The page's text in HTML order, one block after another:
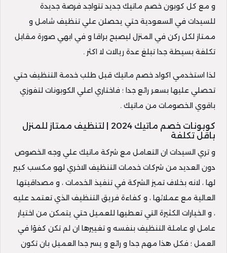
و مع كل كوبون خصم ماتيك جديد تتواجد فرصة جديدة
للسيدات في السعودية حتي يحصلن علي تنظيف شامل و
ممتاز لكل ركن في المنزل ليصبح براقا و في ابهي صورة مقابل
تكلفة بسيطة جدا تبلغ عدة ريالات لا اكثر .
لذا استخدمي اكواد خصم ماتيك قبل طلب خدمة التنظيف حتي
تحصلي عليها بسعر رائع جدا ؛ فاختاري اعلي الكوبونات لتفوزي
باقوي الخصومات من ماتيك .
كوبونات خصم ماتيك 2024 | لتنظيف ممتاز للمنزل
باقل تكلفة
و تري السيدات ان التعامل مع شركة ماتيك علي وجه الخصوص
دون العديد من شركات خدمات التنظيف الاخري لهو مكسب كبير
لها ، لانه بخلاف تميز الشركة في تنفيذ الخدمات ، و مصداقيتها
العالية مع عملائها ، و كفاءة فريق التنظيف الذي تعتمد عليه
، و الخيارات الكثيرة التي تعطيها للعميل حتي يتمكن من اختيار
عامل او عاملة التنظيف بنفسه و تغييرها ان لم تكن كفؤا في
العمل ؛ فكل هذا مهم جدا و رائع و يسر جدا العميل بان تكون